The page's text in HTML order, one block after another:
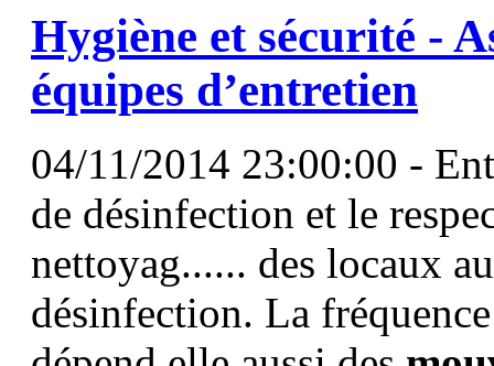
Hygiène et sécurité -
équipes d’entretien
04/11/2014 23:00:00 -
de désinfection et le
nettoyag...... des locaux
désinfection. La